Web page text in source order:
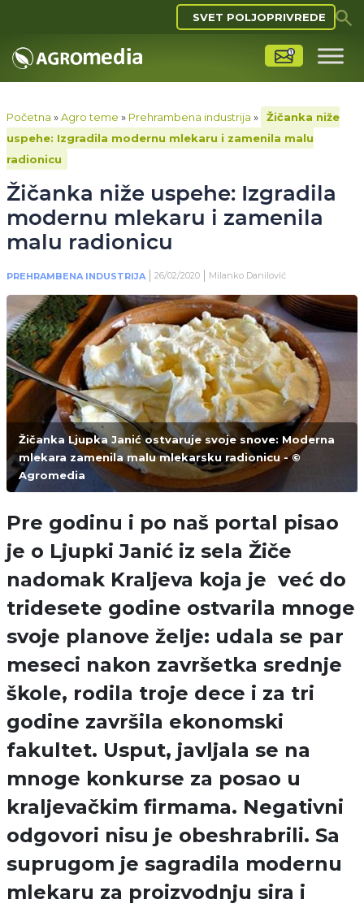
SVET POLJOPRIVREDE
Početna »Agro teme » Prehrambena industrija »
Žičanka niže
uspehe: Izgradila modernu mlekaru i zamenila malu
radionicu
Žičanka niže uspehe: Izgradila
modernu mlekaru i zamenila
malu radionicu
PREHRAMBENA INDUSTRIJA 26/02/2020 Milanko Danilović
Žičanka Ljupka Janić ostvaruje svoje snove: Moderna
mlekara zamenila malu mlekarsku radionicu - ©
Agromedia
Pre godinu i po naš portal pisao
je o Ljupki Janić iz sela Žiče
nadomak Kraljeva koja je već do
tridesete godine ostvarila mnoge
svoje planove želje: udala se par
meseci nakon završetka srednje
škole, rodila troje dece i za tri
godine završila ekonomski
fakultet. Usput, javljala se na
mnoge konkurse za posao u
kraljevačkim firmama. Negativni
odgovori nisu je obeshrabrili. Sa
suprugom je sagradila modernu
mlekaru za proizvodnju sira i